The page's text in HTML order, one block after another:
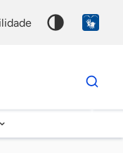
Dados
para
chave